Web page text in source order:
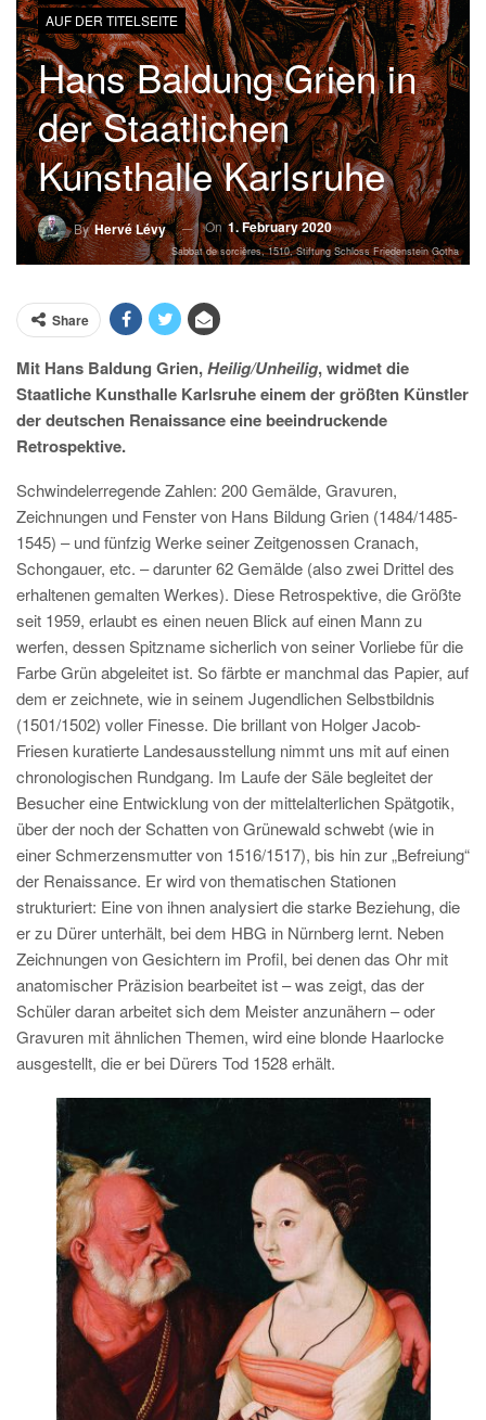
AUF DER TITELSEITE
Hans Baldung Grien in
der Staatlichen
Kunsthalle Karlsruhe
ByHervé Lévy On1. February 2020
Sabbat de sorcières, 1510, Stiftung Schloss Friedenstein Gotha
Share
Mit Hans Baldung Grien,Heilig/Unheilig, widmet die
Staatliche Kunsthalle Karlsruhe einem der größten Künstler
der deutschen Renaissance eine beeindruckende
Retrospektive.
Schwindelerregende Zahlen: 200 Gemälde, Gravuren,
Zeichnungen und Fenster von Hans Bildung Grien (1484/1485-
1545) – und fünfzig Werke seiner Zeitgenossen Cranach,
Schongauer, etc. – darunter 62 Gemälde (also zwei Drittel des
erhaltenen gemalten Werkes). Diese Retrospektive, die Größte
seit 1959, erlaubt es einen neuen Blick auf einen Mann zu
werfen, dessen Spitzname sicherlich von seiner Vorliebe für die
Farbe Grün abgeleitet ist. So färbte er manchmal das Papier, auf
dem er zeichnete, wie in seinem Jugendlichen Selbstbildnis
(1501/1502) voller Finesse. Die brillant von Holger Jacob-
Friesen kuratierte Landesausstellung nimmt uns mit auf einen
chronologischen Rundgang. Im Laufe der Säle begleitet der
Besucher eine Entwicklung von der mittelalterlichen Spätgotik,
über der noch der Schatten von Grünewald schwebt (wie in
einer Schmerzensmutter von 1516/1517), bis hin zur „Befreiung“
der Renaissance. Er wird von thematischen Stationen
strukturiert: Eine von ihnen analysiert die starke Beziehung, die
er zu Dürer unterhält, bei dem HBG in Nürnberg lernt. Neben
Zeichnungen von Gesichtern im Profil, bei denen das Ohr mit
anatomischer Präzision bearbeitet ist – was zeigt, das der
Schüler daran arbeitet sich dem Meister anzunähern – oder
Gravuren mit ähnlichen Themen, wird eine blonde Haarlocke
ausgestellt, die er bei Dürers Tod 1528 erhält.